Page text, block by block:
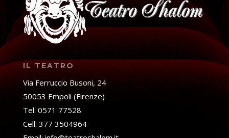
IL TEATRO
Via Ferruccio Busoni, 24
50053 Empoli (Firenze)
Tel: 0571 77528
Cell: 377 3504964